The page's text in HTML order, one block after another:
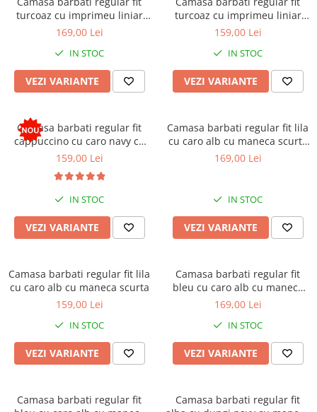
turcoaz cu imprimeu liniar
bleumarin cu maneca scurta
169,00 Lei
IN STOC
VEZI VARIANTE
turcoaz cu imprimeu liniar
bleumarin cu maneca scurta
159,00 Lei
IN STOC
VEZI VARIANTE
Camasa barbati regular fit
cappuccino cu caro navy cu
maneca scurta
159,00 Lei
IN STOC
VEZI VARIANTE
Camasa barbati regular fit lila
cu caro alb cu maneca scurta
2XL-3XL
169,00 Lei
IN STOC
VEZI VARIANTE
Camasa barbati regular fit lila
cu caro alb cu maneca scurta
159,00 Lei
IN STOC
VEZI VARIANTE
Camasa barbati regular fit
bleu cu caro alb cu maneca
scurta 2XL-3XL
169,00 Lei
IN STOC
VEZI VARIANTE
Camasa barbati regular fit
Camasa barbati regular fit